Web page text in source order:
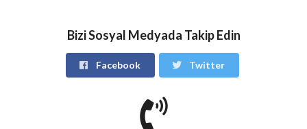
Bizi Sosyal Medyada Takip Edin
Facebook Twitter